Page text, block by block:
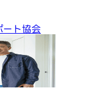
ート協会